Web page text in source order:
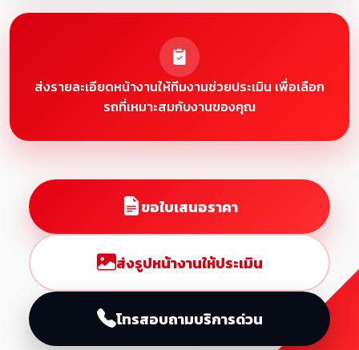
ส่งรายละเอียดหน้างานให้ทีมงานช่วยประเมิน เพื่อเลือก
รถที่เหมาะสมกับงานของคุณ
ขอใบเสนอราคา
ส่งรูปหน้างานให้ประเมิน
โทรสอบถามบริการด่วน